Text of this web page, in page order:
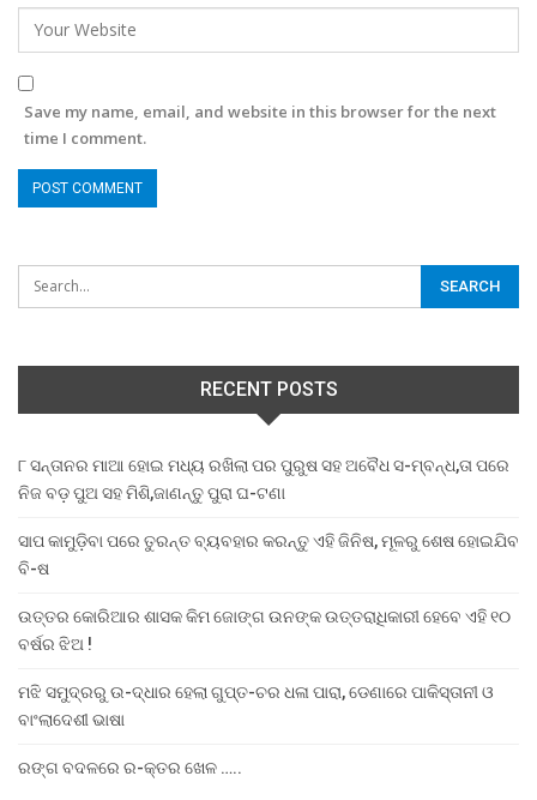
Save my name, email, and website in this browser for the next
time I comment.
RECENT POSTS
୮ ସନ୍ତାନର ମାଆ ହୋଇ ମଧ୍ୟ ରଖିଲା ପର ପୁରୁଷ ସହ ଅବୈଧ ସ-ମ୍ବନ୍ଧ,ତା ପରେ
ନିଜ ବଡ଼ ପୁଅ ସହ ମିଶି,ଜାଣନ୍ତୁ ପୁରା ଘ-ଟଣା
ସାପ କାମୁଡ଼ିବା ପରେ ତୁରନ୍ତ ବ୍ୟବହାର କରନ୍ତୁ ଏହି ଜିନିଷ, ମୂଳରୁ ଶେଷ ହୋଇଯିବ
ବି-ଷ
ଉତ୍ତର କୋରିଆର ଶାସକ କିମ ଜୋଙ୍ଗ ଉନଙ୍କ ଉତ୍ତରାଧିକାରୀ ହେବେ ଏହି ୧୦
ବର୍ଷର ଝିଅ !
ମଝି ସମୁଦ୍ରରୁ ଉ-ଦ୍ଧାର ହେଲା ଗୁପ୍ତ-ଚର ଧଳା ପାରା, ଡେଣାରେ ପାକିସ୍ତାନୀ ଓ
ବାଂଲାଦେଶୀ ଭାଷା
ରଙ୍ଗ ବଦଳରେ ର-କ୍ତର ଖେଳ …..